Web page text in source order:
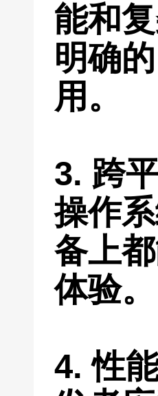
能和
明确
用。
3. 跨
操作
备上
体验。
4. 性